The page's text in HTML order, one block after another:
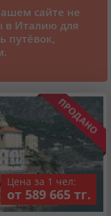
сайте не
Италию для
путёвок,
Цена за 1 чел:
от 589 665 тг.